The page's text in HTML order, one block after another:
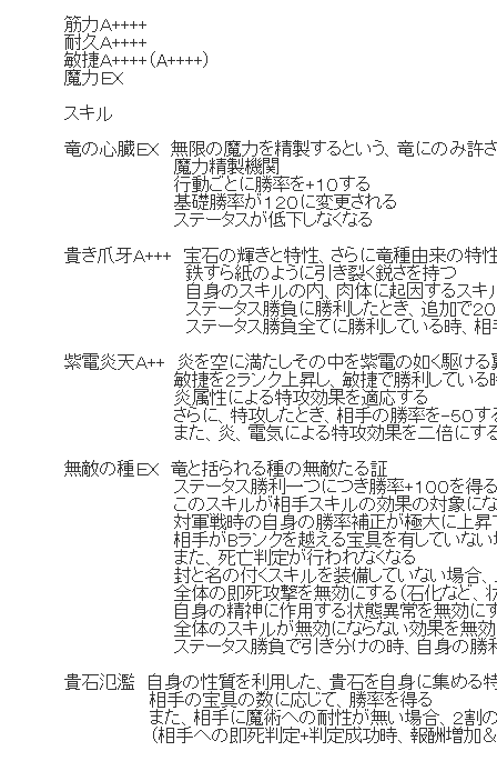
筋力Ａ++++
耐久Ａ++++
敏捷Ａ++++（A++++）
魔力ＥＸ
スキル
竜の心臓ＥＸ 無限の魔力を精製するという、竜にのみ許
魔力精製機関
行動ごとに勝率を+１０する
基礎勝率が１２０に変更される
ステータスが低下しなくなる
貴き爪牙Ａ+++ 宝石の輝きと特性、さらに竜種由来の特
鉄すら紙のように引き裂く鋭さを持つ
自身のスキルの内、肉体に起因するスキルが
ステータス勝負に勝利したとき、追加で２０
ステータス勝負全てに勝利している時、相手の
紫電炎天Ａ++ 炎を空に満たしその中を紫電の如く駆ける
敏捷を２ランク上昇し、敏捷で勝利している
炎属性による特攻効果を適応する
さらに、特攻したとき、相手の勝率を-５０す
また、炎、電気による特攻効果を二倍にす
無敵の種ＥＸ 竜と括られる種の無敵たる証
ステータス勝利一つにつき勝率+１００を得
このスキルが相手スキルの効果の対象になった
対軍戦時の自身の勝率補正が極大に上昇
相手がBランクを越える宝具を有していない場
また、死亡判定が行われなくなる
封と名の付くスキルを装備していない場合、
全体の即死攻撃を無効にする（石化など、状態
自身の精神に作用する状態異常を無効に
全体のスキルが無効にならない効果を無効
ステータス勝負で引き分けの時、自身の勝利
貴石氾濫 自身の性質を利用した、貴石を自身に集める
相手の宝具の数に応じて、勝率を得る
また、相手に魔術への耐性が無い場合、２割の
（相手への即死判定+判定成功時、報酬増加＆